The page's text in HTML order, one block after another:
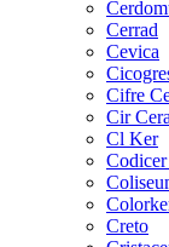
Cerrad
Cevica
Cifre
Cir
Cl Ker
Creto